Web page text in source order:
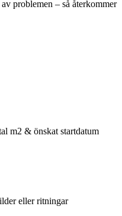
problemen – så återkommer
m2 & önskat startdatum
eller ritningar